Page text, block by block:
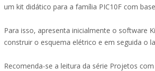
um kit didático para a família PIC10F com
Para isso, apresenta inicialmente o software
construir o esquema elétrico e em seguida o
Recomenda-se a leitura da série Projetos com